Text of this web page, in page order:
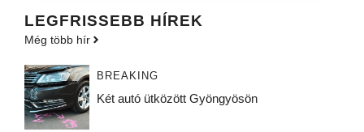
LEGFRISSEBB HÍREK
Még több hír
BREAKING
Két autó ütközött Gyöngyösön